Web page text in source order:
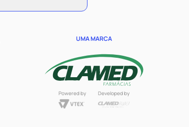
UMA MARCA
Powered by Developed by